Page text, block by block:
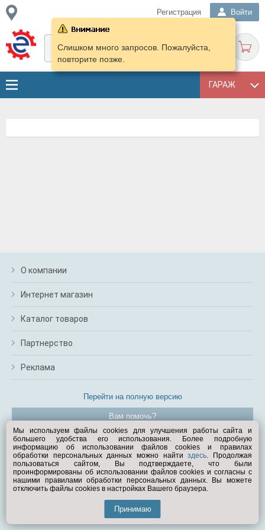
Регистрация Войти
ГАРАЖ
Слишком много запросов. Пожалуйста,
повторите позже.
О компании
Интернет магазин
Каталог товаров
Партнерство
Реклама
Перейти на полную версию
Вам помочь?
© Exist.ru 1998—2026
Мы используем файлы cookies для улучшения работы сайта и
большего удобства его использования. Более подробную
информацию об использовании файлов cookies и правилах
обработки персональных данных можно найтиздесь. Продолжая
пользоваться сайтом, Вы подтверждаете, что были
проинформированы об использовании файлов cookies и согласны с
нашими правилами обработки персональных данных. Вы можете
отключить файлы cookies в настройках Вашего браузера.
Принимаю